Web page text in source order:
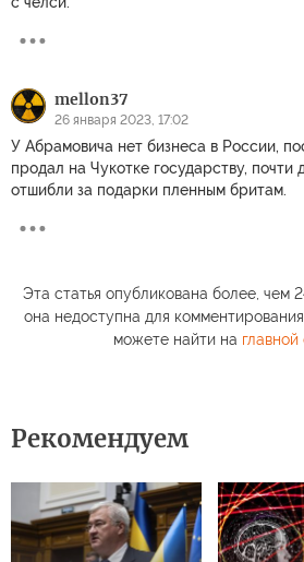
mellon37
26 января 2023, 17:02
У Абрамовича нет бизнеса в России,
продал на Чукотке государству,
отшибли за подарки пленным бритам.
Эта статья опубликована более, чем
она недоступна для
можете найти на
Рекомендуем